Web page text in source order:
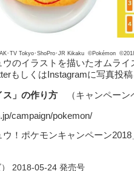
･TV Tokyo･ShoPro･JR Kikaku ©Pokémon
のイラストを描いたオムラ
もしくはInstagramに写真投
ス」の作り方
（キャンペーン
campaign/pokemon/
ウ！ポケモンキャンペーン
2018-05-24 発売号